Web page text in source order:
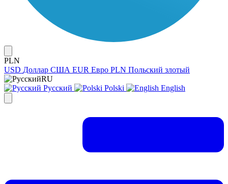
PLN
USD Доллар США EUR Евро PLN Польский злотый
RU
Русский
Polski English